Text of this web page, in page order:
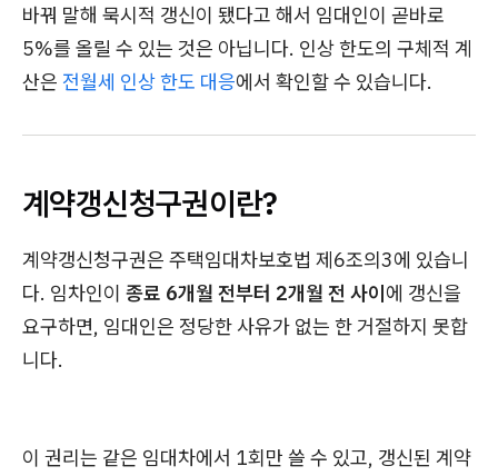
바꿔 말해 묵시적 갱신이 됐다고 해서 임대인이 곧바로
5%를 올릴 수 있는 것은 아닙니다. 인상 한도의 구체적 계
산은 전월세 인상 한도 대응에서 확인할 수 있습니다.
계약갱신청구권이란?
계약갱신청구권은 주택임대차보호법 제6조의3에 있습니
다. 임차인이 종료 6개월 전부터 2개월 전 사이에 갱신을
요구하면, 임대인은 정당한 사유가 없는 한 거절하지 못합
니다.
이 권리는 같은 임대차에서 1회만 쓸 수 있고, 갱신된 계약